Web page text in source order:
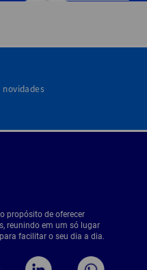
propósito de oferecer
reunindo em um só lugar
facilitar o seu dia a dia.